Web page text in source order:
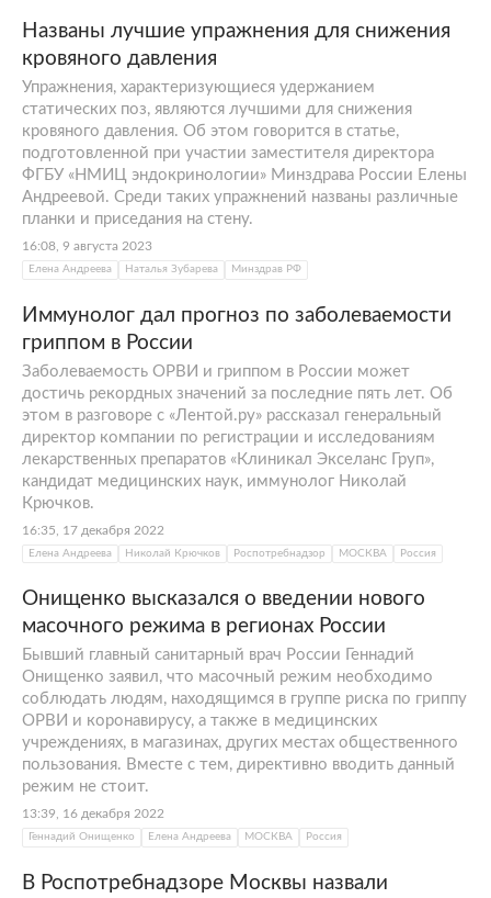
Названы лучшие упражнения для снижения
кровяного давления
Упражнения, характеризующиеся удержанием
статических поз, являются лучшими для снижения
кровяного давления. Об этом говорится в статье,
подготовленной при участии заместителя директора
ФГБУ «НМИЦ эндокринологии» Минздрава России Елены
Андреевой. Среди таких упражнений названы различные
планки и приседания на стену.
16:08, 9 августа 2023
Елена Андреева Наталья Зубарева Минздрав РФ
Иммунолог дал прогноз по заболеваемости
гриппом в России
Заболеваемость ОРВИ и гриппом в России может
достичь рекордных значений за последние пять лет. Об
этом в разговоре с «Лентой.ру» рассказал генеральный
директор компании по регистрации и исследованиям
лекарственных препаратов «Клиникал Экселанс Груп»,
кандидат медицинских наук, иммунолог Николай
Крючков.
16:35, 17 декабря 2022
Елена Андреева Николай Крючков Роспотребнадзор МОСКВА Россия
Онищенко высказался о введении нового
масочного режима в регионах России
Бывший главный санитарный врач России Геннадий
Онищенко заявил, что масочный режим необходимо
соблюдать людям, находящимся в группе риска по гриппу
ОРВИ и коронавирусу, а также в медицинских
учреждениях, в магазинах, других местах общественного
пользования. Вместе с тем, директивно вводить данный
режим не стоит.
13:39, 16 декабря 2022
Геннадий Онищенко Елена Андреева МОСКВА Россия
В Роспотребнадзоре Москвы назвали